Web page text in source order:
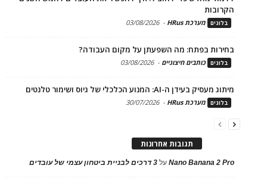
הקרובות
בלוגים מערכת HRus -
03/08/2026
בחירות בפתח: מה השפעתן על מקום העבודה?
בלוגים כותבים חיצוניים -
03/08/2026
מיתוג מעסיק בעידן ה-AI: המנוע הכלכלי של גיוס ושימור טלנטים
בלוגים מערכת HRus -
30/07/2026
תגובות אחרונות
Nano Banana 2 Proעל 3 דרכים לבניית ביטחון עצמי של עובדים